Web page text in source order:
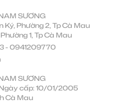
SƯƠNG
Ký, Phường 2, Tp Cà Mau
1, Tp Cà Mau
- 0941209770
SƯƠNG
cấp: 10/01/2005
Cà Mau